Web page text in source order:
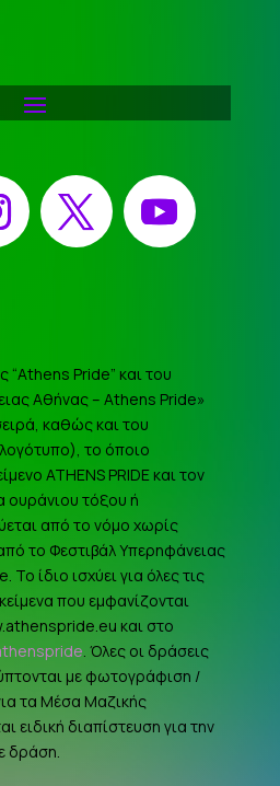
X YouTube
Pride” και του
Αθήνας – Athens Pride»
καθώς και του
το όποιο
ATHENS PRIDE και τον
τόξου ή
από το νόμο χωρίς
το Φεστιβάλ Υπερηφάνειας
ίδιο ισχύει για όλες τις
που εμφανίζονται
και στο
. Όλες οι δράσεις
με φωτογράφιση /
τα Μέσα Μαζικής
ειδική διαπίστευση για την
δράση.